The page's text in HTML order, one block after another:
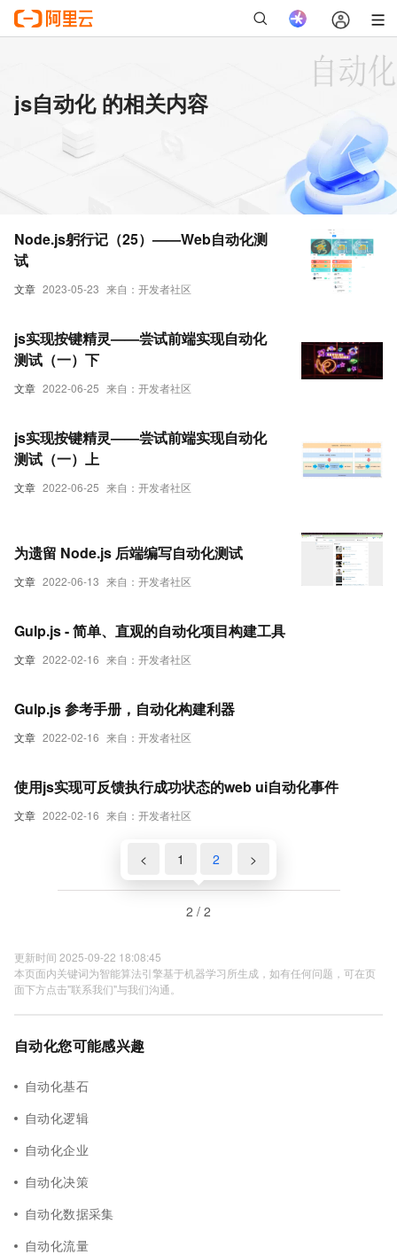
js自动化 的相关内容
文章 2023-05-23 来自：开发者社区
Node.js躬行记（25）——Web自动化测
试
文章 2022-06-25 来自：开发者社区
js实现按键精灵——尝试前端实现自动化
测试（一）下
文章 2022-06-25 来自：开发者社区
js实现按键精灵——尝试前端实现自动化
测试（一）上
文章 2022-06-13 来自：开发者社区
为遗留 Node.js 后端编写自动化测试
文章 2022-02-16 来自：开发者社区
Gulp.js - 简单、直观的自动化项目构建工具
文章 2022-02-16 来自：开发者社区
Gulp.js 参考手册，自动化构建利器
文章 2022-02-16 来自：开发者社区
使用js实现可反馈执行成功状态的web ui自动化事件
< 1 2 >
2 / 2
更新时间 2025-09-22 18:08:45
本页面内关键词为智能算法引擎基于机器学习所生成，如有任何问题，可在页
面下方点击"联系我们"与我们沟通。
自动化您可能感兴趣
自动化基石
自动化逻辑
自动化企业
自动化决策
自动化数据采集
自动化流量